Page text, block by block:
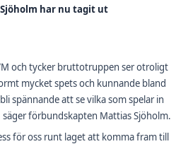
har nu tagit ut
och tycker bruttotruppen ser otroligt
mycket spets och kunnande bland
spännande att se vilka som spelar in
förbundskapten Mattias Sjöholm.
för oss runt laget att komma fram till